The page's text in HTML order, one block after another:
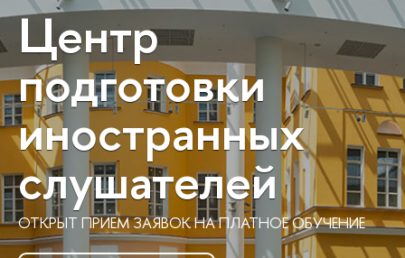
Центр
подготовки
иностранных
слушателей
ОТКРЫТ ПРИЕМ ЗАЯВОК НА ПЛАТНОЕ ОБУЧЕНИЕ